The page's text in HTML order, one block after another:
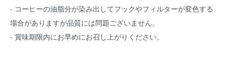
- コーヒーの油脂分が染み出してフックやフィルターが変色する
場合がありますが品質には問題ございません。
- 賞味期限内にお早めにお召し上がりください。